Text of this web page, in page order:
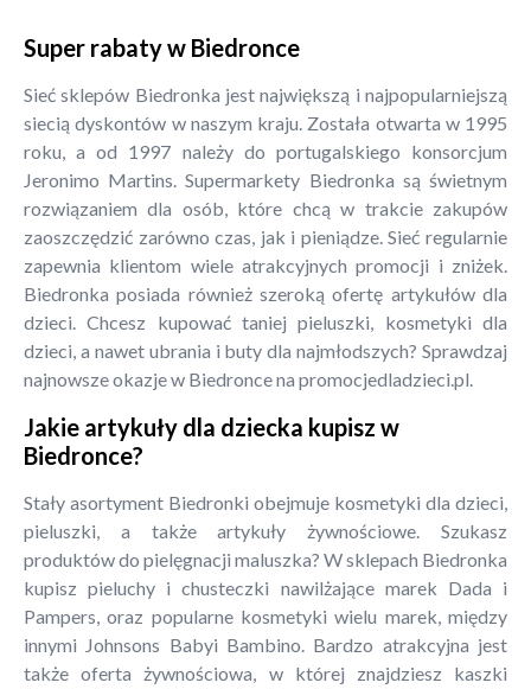
Super rabaty w Biedronce
Sieć sklepów Biedronka jest największą i najpopularniejszą
siecią dyskontów w naszym kraju. Została otwarta w 1995
roku, a od 1997 należy do portugalskiego konsorcjum
Jeronimo Martins. Supermarkety Biedronka są świetnym
rozwiązaniem dla osób, które chcą w trakcie zakupów
zaoszczędzić zarówno czas, jak i pieniądze. Sieć regularnie
zapewnia klientom wiele atrakcyjnych promocji i zniżek.
Biedronka posiada również szeroką ofertę artykułów dla
dzieci. Chcesz kupować taniej pieluszki, kosmetyki dla
dzieci, a nawet ubrania i buty dla najmłodszych? Sprawdzaj
najnowsze okazje w Biedronce na promocjedladzieci.pl.
Jakie artykuły dla dziecka kupisz w
Biedronce?
Stały asortyment Biedronki obejmuje kosmetyki dla dzieci,
pieluszki, a także artykuły żywnościowe. Szukasz
produktów do pielęgnacji maluszka? W sklepach Biedronka
kupisz pieluchy i chusteczki nawilżające marek Dada i
Pampers, oraz popularne kosmetyki wielu marek, między
innymi Johnsons Babyi Bambino. Bardzo atrakcyjna jest
także oferta żywnościowa, w której znajdziesz kaszki